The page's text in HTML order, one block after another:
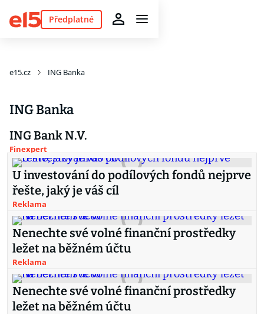
Předplatné
e15.cz ING Banka
ING Banka
ING Bank N.V.
Finexpert
U investování do podílových fondů nejprve
řešte, jaký je váš cíl
Reklama
Nenechte své volné finanční prostředky
ležet na běžném účtu
Reklama
Nenechte své volné finanční prostředky
ležet na běžném účtu